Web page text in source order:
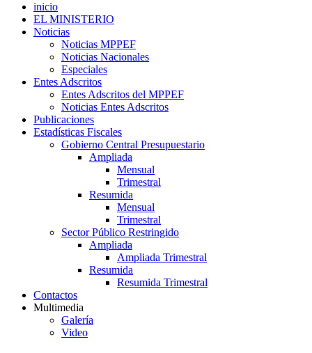
inicio
EL MINISTERIO
Noticias
Noticias MPPEF
Noticias Nacionales
Especiales
Entes Adscritos
Entes Adscritos del MPPEF
Noticias Entes Adscritos
Publicaciones
Estadísticas Fiscales
Gobierno Central Presupuestario
Ampliada
Mensual
Trimestral
Resumida
Mensual
Trimestral
Sector Público Restringido
Ampliada
Ampliada Trimestral
Resumida
Resumida Trimestral
Contactos
Multimedia
Galería
Video